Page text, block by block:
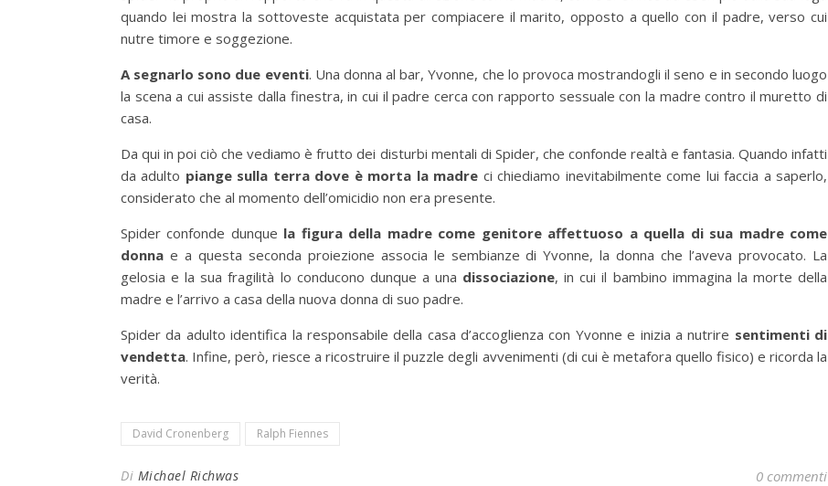
quando lei mostra la sottoveste acquistata per compiacere il marito, opposto a quello con il padre, verso cui
nutre timore e soggezione.
A segnarlo sono due eventi. Una donna al bar, Yvonne, che lo provoca mostrandogli il seno e in secondo luogo
la scena a cui assiste dalla finestra, in cui il padre cerca con rapporto sessuale con la madre contro il muretto di
casa.
Da qui in poi ciò che vediamo è frutto dei disturbi mentali di Spider, che confonde realtà e fantasia. Quando infatti
da adulto piange sulla terra dove è morta la madre ci chiediamo inevitabilmente come lui faccia a saperlo,
considerato che al momento dell’omicidio non era presente.
Spider confonde dunque la figura della madre come genitore affettuoso a quella di sua madre come
donna e a questa seconda proiezione associa le sembianze di Yvonne, la donna che l’aveva provocato. La
gelosia e la sua fragilità lo conducono dunque a una dissociazione, in cui il bambino immagina la morte della
madre e l’arrivo a casa della nuova donna di suo padre.
Spider da adulto identifica la responsabile della casa d’accoglienza con Yvonne e inizia a nutrire sentimenti di
vendetta. Infine, però, riesce a ricostruire il puzzle degli avvenimenti (di cui è metafora quello fisico) e ricorda la
verità.
David Cronenberg Ralph Fiennes
Di Michael Richwas 0 commenti